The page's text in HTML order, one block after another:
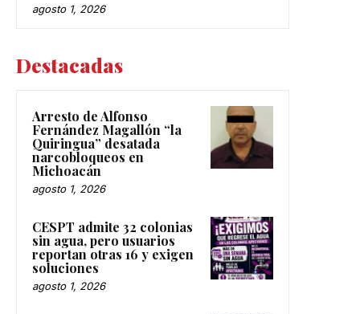
agosto 1, 2026
Destacadas
Arresto de Alfonso
Fernández Magallón “la
Quiringua” desatada
narcobloqueos en
Michoacán
agosto 1, 2026
CESPT admite 32 colonias
sin agua, pero usuarios
reportan otras 16 y exigen
soluciones
agosto 1, 2026